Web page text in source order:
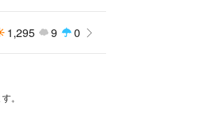
1,295 9 0
。